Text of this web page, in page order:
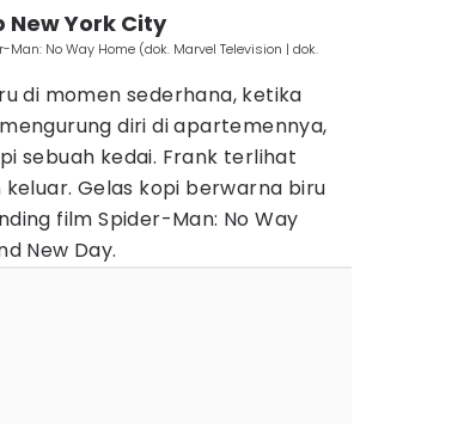
New York City
No Way Home (dok. Marvel Television | dok.
di momen sederhana, ketika
diri di apartemennya,
sebuah kedai. Frank terlihat
Gelas kopi berwarna biru
film Spider-Man: No Way
New Day.